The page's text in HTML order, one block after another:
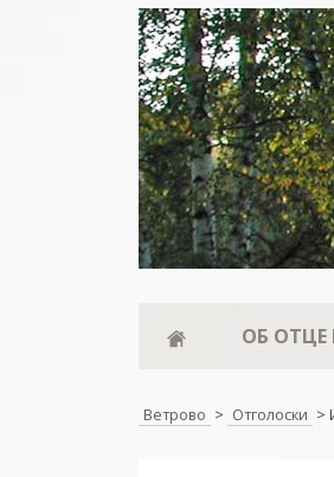
ОБ
Ветрово > Отголоски >